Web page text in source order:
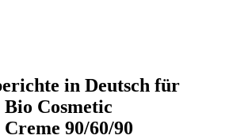
in Deutsch für
Cosmetic
90/60/90